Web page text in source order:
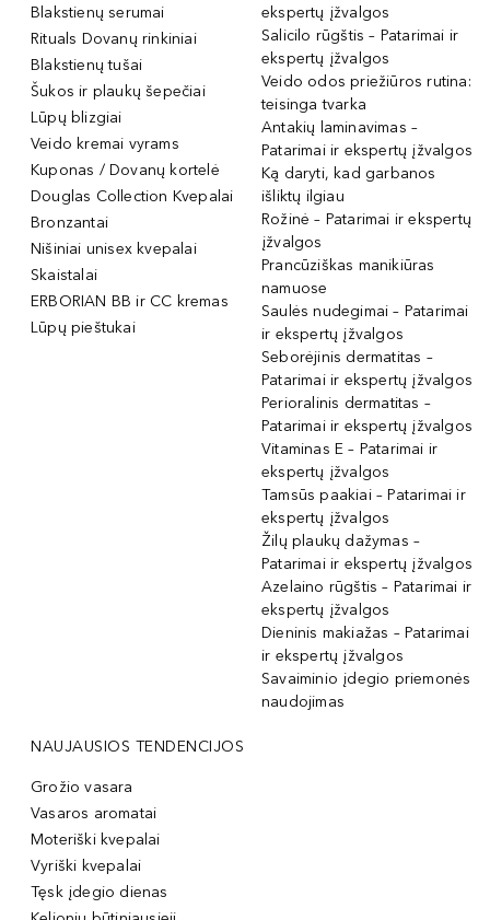
Blakstienų serumai
Rituals Dovanų rinkiniai
Blakstienų tušai
Šukos ir plaukų šepečiai
Lūpų blizgiai
Veido kremai vyrams
Kuponas / Dovanų kortelė
Douglas Collection Kvepalai
Bronzantai
Nišiniai unisex kvepalai
Skaistalai
ERBORIAN BB ir CC kremas
Lūpų pieštukai
ekspertų įžvalgos
Salicilo rūgštis – Patarimai ir
ekspertų įžvalgos
Veido odos priežiūros rutina:
teisinga tvarka
Antakių laminavimas –
Patarimai ir ekspertų įžvalgos
Ką daryti, kad garbanos
išliktų ilgiau
Rožinė – Patarimai ir ekspertų
įžvalgos
Prancūziškas manikiūras
namuose
Saulės nudegimai – Patarimai
ir ekspertų įžvalgos
Seborėjinis dermatitas –
Patarimai ir ekspertų įžvalgos
Perioralinis dermatitas –
Patarimai ir ekspertų įžvalgos
Vitaminas E – Patarimai ir
ekspertų įžvalgos
Tamsūs paakiai – Patarimai ir
ekspertų įžvalgos
Žilų plaukų dažymas –
Patarimai ir ekspertų įžvalgos
Azelaino rūgštis – Patarimai ir
ekspertų įžvalgos
Dieninis makiažas – Patarimai
ir ekspertų įžvalgos
Savaiminio įdegio priemonės
naudojimas
NAUJAUSIOS TENDENCIJOS
Grožio vasara
Vasaros aromatai
Moteriški kvepalai
Vyriški kvepalai
Tęsk įdegio dienas